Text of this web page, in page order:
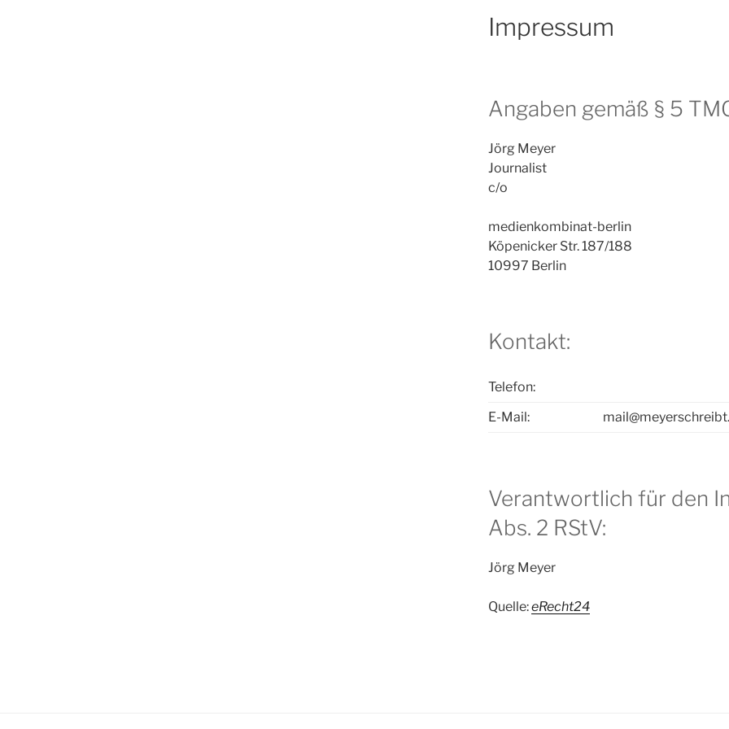
Impressum
Angaben gemäß § 5
Jörg Meyer
Journalist
c/o
medienkombinat-berlin
Köpenicker Str. 187/188
10997 Berlin
Kontakt:
Telefon:
E-Mail:
Verantwortlich für den
Abs. 2 RStV:
Jörg Meyer
Quelle:eRecht24